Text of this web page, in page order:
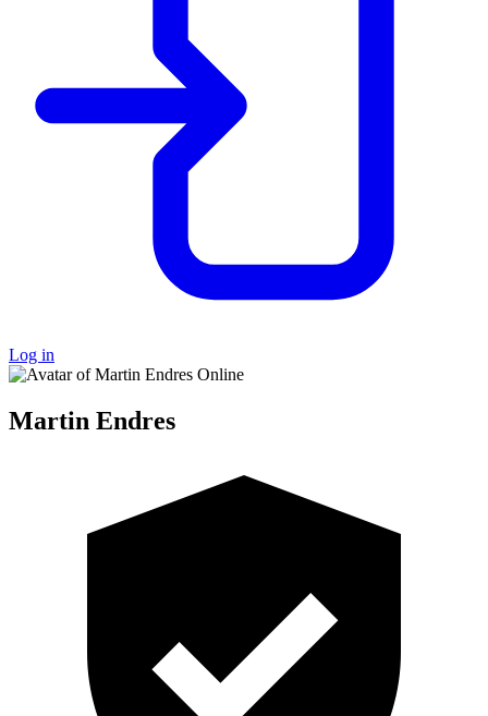
Log in
Online
Martin Endres